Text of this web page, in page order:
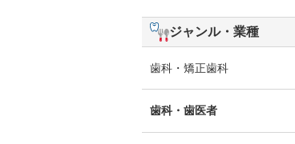
ジャンル・業種
歯科・矯正歯科
歯科・歯医者